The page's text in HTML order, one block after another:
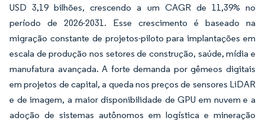
USD 3,19 bilhões, crescendo a um CAGR de 11,39% no
período de 2026-2031. Esse crescimento é baseado na
migração constante de projetos-piloto para implantações em
escala de produção nos setores de construção, saúde, mídia e
manufatura avançada. A forte demanda por gêmeos digitais
em projetos de capital, a queda nos preços de sensores LiDAR
e de imagem, a maior disponibilidade de GPU em nuvem e a
adoção de sistemas autônomos em logística e mineração